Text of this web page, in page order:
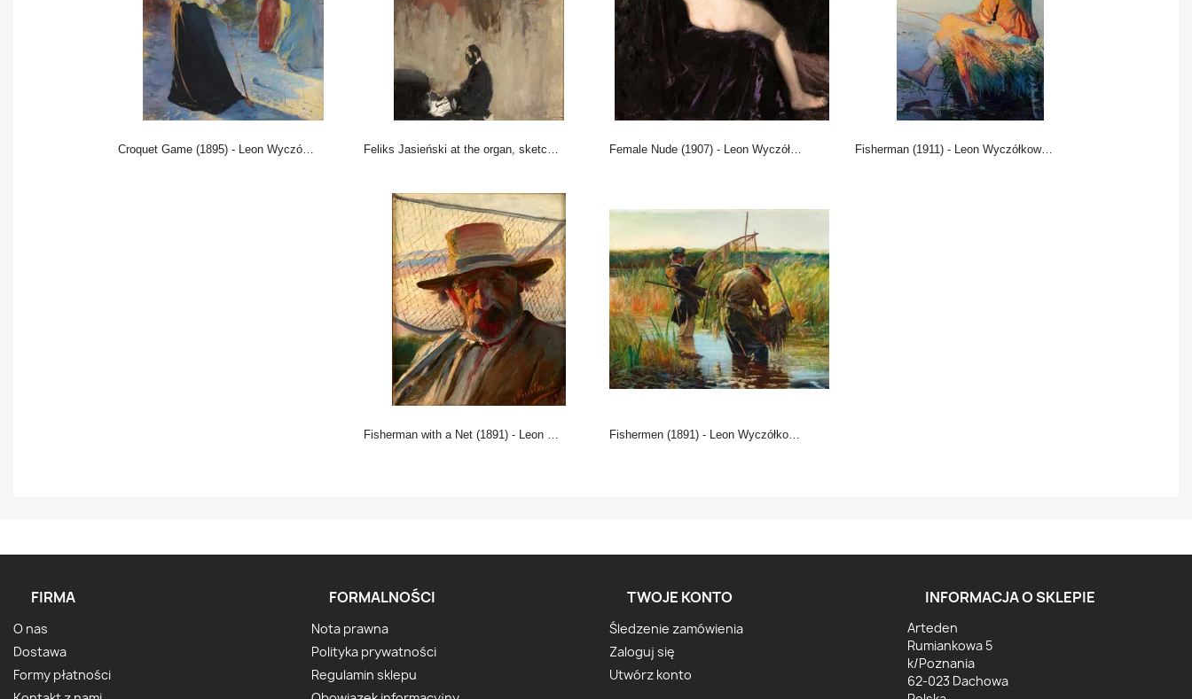
Croquet Game (1895) - Leon Wyczółkowski Feliks Jasieński at the organ, sketch (1902) - Leon Wyczółkowski Female Nude (1907) - Leon Wyczółkowski Fisherman (1911) - Leon Wyczółkowski
Fisherman with a Net (1891) - Leon Wyczółkowski Fishermen (1891) - Leon Wyczółkowski
FIRMA
O nas
Dostawa
Formy płatności
FORMALNOŚCI
Nota prawna
Polityka prywatności
Regulamin sklepu
TWOJE KONTO
Śledzenie zamówienia
Zaloguj się
Utwórz konto
INFORMACJA O SKLEPIE
Arteden
Rumiankowa 5
k/Poznania
62-023 Dachowa